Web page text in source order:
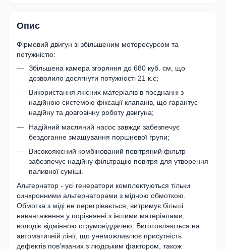
Опис
Фірмовий двигун зі збільшеним моторесурсом та
потужністю:
Збільшена камера згоряння до 680 куб. см, що
дозволило досягнути потужності 21 к.с;
Використання якісних матеріалів в поєднанні з
надійною системою фіксації клапанів, що гарантує
надійну та довговічну роботу двигуна;
Надійний масляний насос завжди забезпечує
бездоганне змащування поршневої групи;
Високоякісний комбінований повітряний фільтр
забезпечує надійну фільтрацію повітря для утворення
паливної суміші.
Альтернатор - усі генератори комплектуються тільки
синхронними альтернаторами з мідною обмоткою.
Обмотка з міді не перегрівається, витримує більші
навантаження у порівнянні з іншими матеріалами,
володіє відмінною струмовіддачею. Виготовляються на
автоматичній лінії, що унеможливлює присутність
дефектів пов’язаних з людським фактором, також